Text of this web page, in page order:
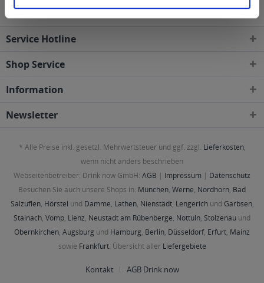
Service Hotline
Shop Service
Information
Newsletter
* Alle Preise inkl. gesetzl. Mehrwertsteuer und ggf. zzgl. Lieferkosten,
wenn nicht anders beschrieben
Webseitenbetreiber: Drink now GmbH: AGB | Impressum | Datenschutz
Besuchen Sie auch unsere Shops in: München, Werne, Nordhorn, Bad
Salzuflen, Hörstel und Damme, Lathen, Nienstädt, Lengerichund Garbsen,
Stainach, Vomp, Lienz, Neustadt am Rübenberge, Nottuln, Stolzenau und
Obernkirchen, Augsburg und Hamburg, Berlin, Düsseldorf, Erfurt, Mainz
sowie Frankfurt. Übersicht aller Liefergebiete
Kontakt AGB Drink now